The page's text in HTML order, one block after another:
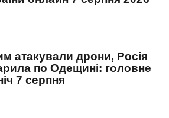
атакували дрони, Росія
по Одещині: головне
7 серпня